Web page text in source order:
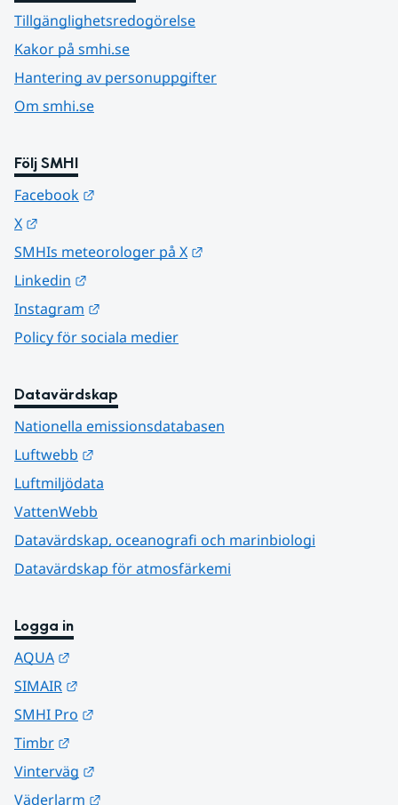
Tillgänglighetsredogörelse
Kakor på smhi.se
Hantering av personuppgifter
Om smhi.se
Följ SMHI
Facebook
X
SMHIs meteorologer på X
Linkedin
Instagram
Policy för sociala medier
Datavärdskap
Nationella emissionsdatabasen
Luftwebb
Luftmiljödata
VattenWebb
Datavärdskap, oceanografi och marinbiologi
Datavärdskap för atmosfärkemi
Logga in
AQUA
SIMAIR
SMHI Pro
Timbr
Vinterväg
Väderlarm